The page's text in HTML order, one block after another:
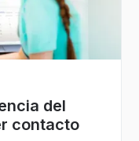
del
contacto